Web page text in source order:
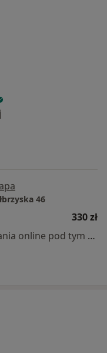
46
330 zł
Specjalista nie oferuje umawiania online pod tym adresem.